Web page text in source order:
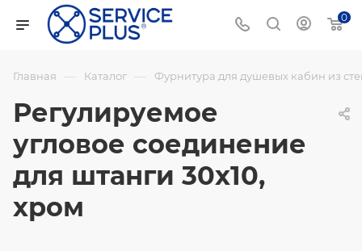
0
Главная — Каталог — Фурнитура для душевых кабин из
Регулируемое
угловое соединение
для штанги 30х10,
хром